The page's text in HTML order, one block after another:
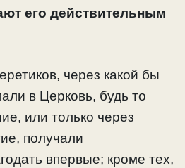
его действительным
через какой бы
в Церковь, будь то
или только через
получали
впервые; кроме тех,